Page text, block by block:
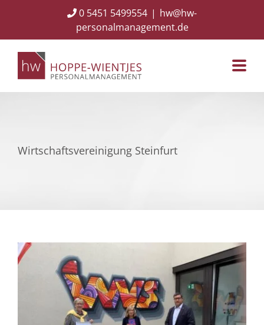
0 5451 5499554 | hw@hw-
personalmanagement.de
Wirtschaftsvereinigung Steinfurt